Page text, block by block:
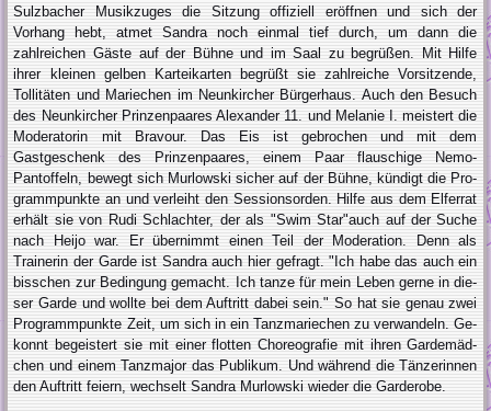
Sulzbacher Musikzuges die Sitzung offiziell eröffnen und sich der
Vorhang hebt, atmet Sandra noch einmal tief durch, um dann die
zahlreichen Gäste auf der Bühne und im Saal zu begrüßen. Mit Hilfe
ihrer kleinen gelben Karteikarten begrüßt sie zahlreiche Vorsitzende,
Tollitäten und Mariechen im Neunkircher Bür­gerhaus. Auch den Besuch
des Neun­kircher Prinzenpaares Alexander 11. und Melanie I. meistert die
Moderato­rin mit Bravour. Das Eis ist gebrochen und mit dem
Gastgeschenk des Prin­zenpaares, einem Paar flauschige Ne­mo-
Pantoffeln, bewegt sich Murlowski sicher auf der Bühne, kündigt die Pro­
grammpunkte an und verleiht den Ses­sionsorden. Hilfe aus dem Elferrat
erhält sie von Rudi Schlachter, der als "Swim Star"auch auf der Suche
nach Heijo war. Er übernimmt einen Teil der Moderation. Denn als
Trainerin der Garde ist Sand­ra auch hier gefragt. "Ich habe das auch ein
bisschen zur Bedingung gemacht. Ich tanze für mein Leben gerne in die­
ser Garde und wollte bei dem Auftritt dabei sein." So hat sie genau zwei
Pro­grammpunkte Zeit, um sich in ein Tanzmariechen zu verwandeln. Ge­
konnt begeistert sie mit einer flotten Choreografie mit ihren Gardemäd­
chen und einem Tanzmajor das Pub­likum. Und während die Tänzerinnen
den Auftritt feiern, wechselt Sandra Murlowski wieder die Garderobe.